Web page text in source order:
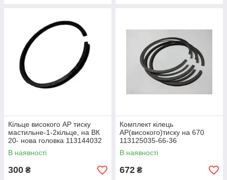
Кільце високого АР тиску
мастильне-1-2кільце, на ВК
20- нова головка 113144032
В наявності
300 ₴
Комплект кілець
АР(високого)тиску на 670
113125035-66-36
В наявності
672 ₴